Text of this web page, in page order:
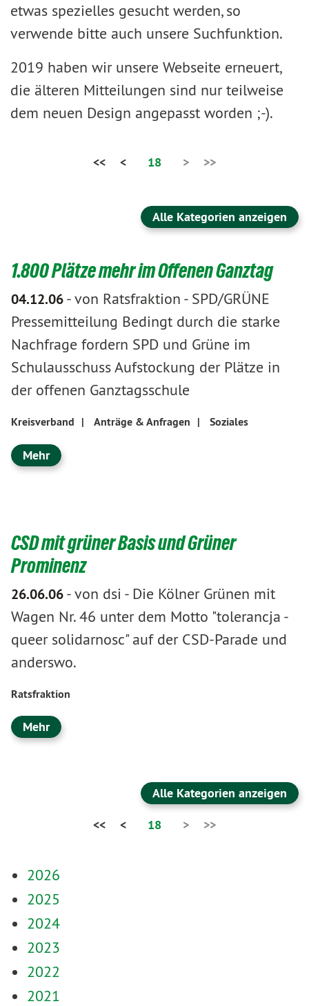
etwas spezielles gesucht werden, so
verwende bitte auch unsere Suchfunktion.
2019 haben wir unsere Webseite erneuert,
die älteren Mitteilungen sind nur teilweise
dem neuen Design angepasst worden ;-).
<< < 18 > >>
Alle Kategorien anzeigen
1.800 Plätze mehr im Offenen Ganztag
04.12.06-von Ratsfraktion - SPD/GRÜNE
Pressemitteilung Bedingt durch die starke
Nachfrage fordern SPD und Grüne im
Schulausschuss Aufstockung der Plätze in
der offenen Ganztagsschule
Kreisverband | Anträge & Anfragen | Soziales
Mehr
CSD mit grüner Basis und Grüner
Prominenz
26.06.06-von dsi - Die Kölner Grünen mit
Wagen Nr. 46 unter dem Motto "tolerancja -
queer solidarnosc" auf der CSD-Parade und
anderswo.
Ratsfraktion
Mehr
Alle Kategorien anzeigen
<<
< 18 > >>
2026
2025
2024
2023
2022
2021